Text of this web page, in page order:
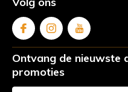
Ontvang de nieuwste
promoties